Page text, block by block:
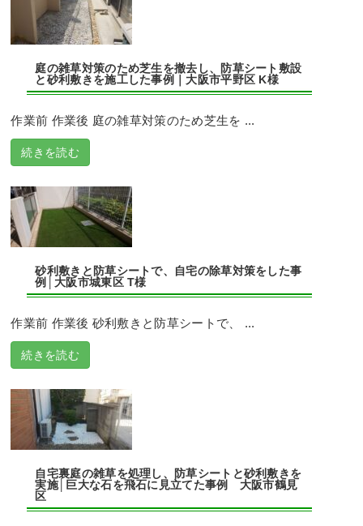
庭の雑草対策のため芝生を撤去し、防草シート敷設
と砂利敷きを施工した事例｜大阪市平野区 K様
作業前 作業後 庭の雑草対策のため芝生を ...
続きを読む
砂利敷きと防草シートで、自宅の除草対策をした事
例│大阪市城東区 T様
作業前 作業後 砂利敷きと防草シートで、 ...
続きを読む
自宅裏庭の雑草を処理し、防草シートと砂利敷きを
実施│巨大な石を飛石に見立てた事例 大阪市鶴見
区